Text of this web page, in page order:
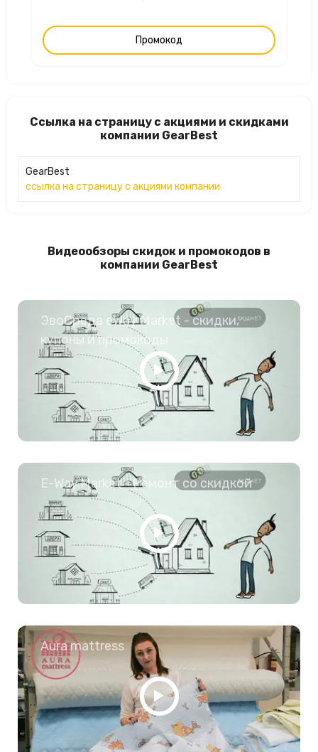
Промокод
Ссылка на страницу с акциями и скидками
компании GearBest
GearBest
ссылка на страницу с акциями компании
Видеообзоры скидок и промокодов в
компании GearBest
ЭвоСреда eWay Market - скидки,
купоны и промокоды
E-Way.Market - Ремонт со скидкой
Aura mattress